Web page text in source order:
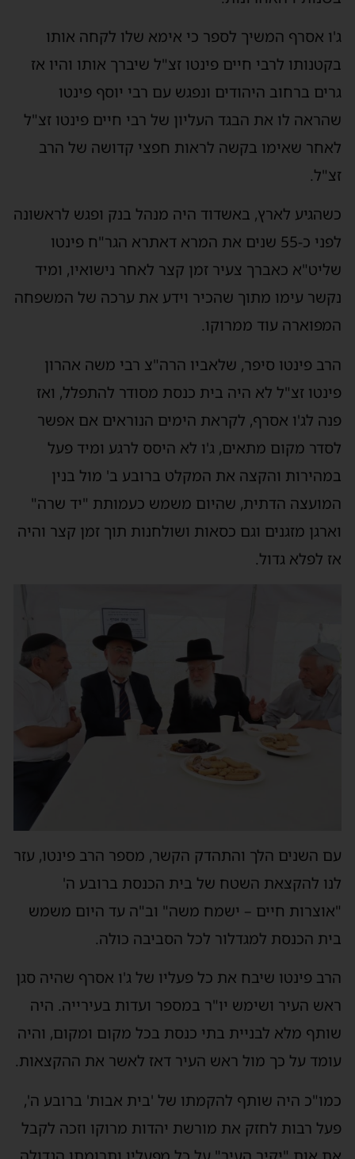
ג'ו אסרף המשיך לספר כי אימא שלו לקחה אותו
בקטנותו לרבי חיים פינטו זצ"ל שיברך אותו והיו אז
גרים ברחוב היהודים ונפגש עם רבי יוסף פינטו
שהראה לו את הבגד העליון של רבי חיים פינטו זצ"ל
לאחר שאימו בקשה לראות חפצי קדושה של הרב
זצ"ל.
כשהגיע לארץ, באשדוד היה מנהל בנק ופגש לראשונה
לפני כ-55 שנים את המרא דאתרא הגר"ח פינטו
שליט"א כאברך צעיר זמן קצר לאחר נישואיו, ומיד
נקשר עימו מתוך שהכיר וידע את ערכה של המשפחה
המפוארה עוד ממרוקו.
הרב פינטו סיפר, שלאביו הרה"צ רבי משה אהרון
פינטו זצ"ל לא היה בית כנסת מסודר להתפלל, ואז
פנה לג'ו אסרף, לקראת הימים הנוראים אם אפשר
לסדר מקום מתאים, ג'ו לא היסס לרגע ומיד פעל
במהירות והקצה את המקלט ברובע ב' מול בנין
המועצה הדתית, שהיום משמש כעמותת "יד שרה"
וארגן מזגנים וגם כסאות ושולחנות תוך זמן קצר והיה
אז לפלא גדול.
עם השנים הלך והתהדק הקשר, מספר הרב פינטו, עזר
לנו להקצאת השטח של בית הכנסת ברובע ה'
"אוצרות חיים – ישמח משה" וב"ה עד היום משמש
בית הכנסת למגדלור לכל הסביבה כולה.
הרב פינטו שיבח את כל פעליו של ג'ו אסרף שהיה סגן
ראש העיר ושימש יו"ר במספר ועדות בעירייה. היה
שותף מלא לבניית בתי כנסת בכל מקום ומקום, והיה
עומד על כך מול ראש העיר דאז לאשר את ההקצאות.
כמו"כ היה שותף להקמתו של 'בית אבות' ברובע ה',
פעל רבות לחזק את מורשת יהדות מרוקו וזכה לקבל